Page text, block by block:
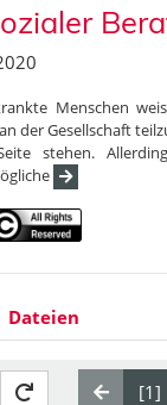
Menschen
der Gesellschaft
stehen.
Dateien